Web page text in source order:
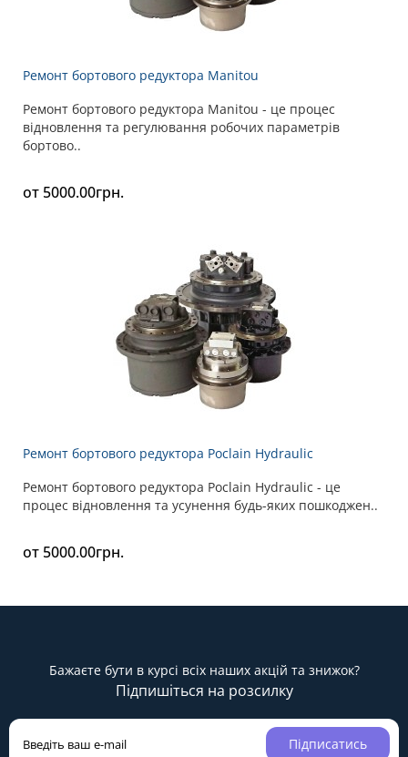
Ремонт бортового редуктора Manitou
Ремонт бортового редуктора Manitou - це процес
відновлення та регулювання робочих параметрів
бортово..
от 5000.00грн.
Ремонт бортового редуктора Poclain Hydraulic
Ремонт бортового редуктора Poclain Hydraulic - це
процес відновлення та усунення будь-яких пошкоджен..
от 5000.00грн.
Бажаєте бути в курсі всіх наших акцій та знижок?
Підпишіться на розсилку
Підписатись